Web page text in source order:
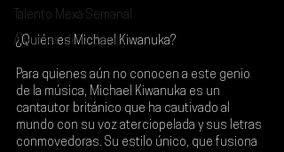
Talento Mexa Semanal
Álbumes de la Semana
¿Quién es Michael Kiwanuka?
Para quienes aún no conocen a este genio
de la música, Michael Kiwanuka es un
cantautor británico que ha cautivado al
mundo con su voz aterciopelada y sus letras
conmovedoras. Su estilo único, que fusiona